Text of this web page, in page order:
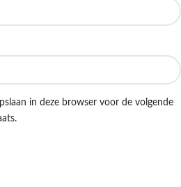
in deze browser voor de volgende